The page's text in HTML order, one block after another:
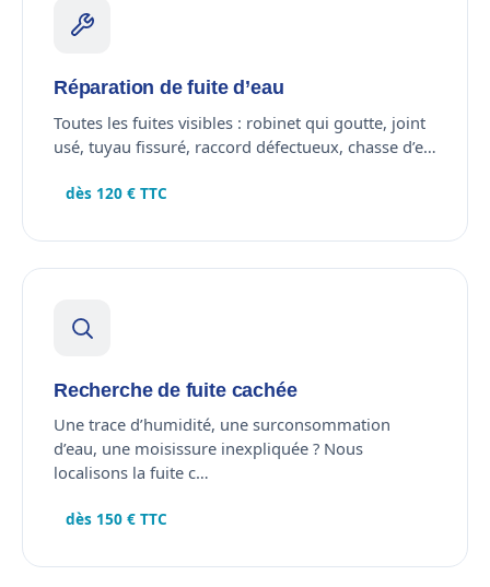
Réparation de fuite d’eau
Toutes les fuites visibles : robinet qui goutte, joint
usé, tuyau fissuré, raccord défectueux, chasse d’e…
dès 120 € TTC
Recherche de fuite cachée
Une trace d’humidité, une surconsommation
d’eau, une moisissure inexpliquée ? Nous
localisons la fuite c…
dès 150 € TTC